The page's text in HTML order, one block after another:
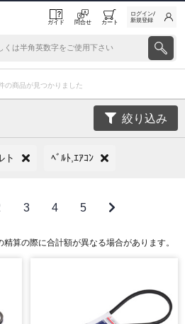
ガイド 問合せ カート
ログイン/
新規登録
の商品が見つかりました
絞り込み
ト ﾍﾞﾙﾄ,ｴｱｺﾝ
3 4 5
算の際に合計額が異なる場合があります。